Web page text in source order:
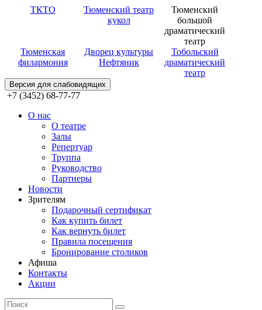
ТКТО
Тюменский театр
кукол
Тюменский
большой
драматический
театр
Тюменская
филармония
Дворец культуры
Нефтяник
Тобольский
драматический
театр
Версия для слабовидящих
+7 (3452) 68-77-77
О нас
О театре
Залы
Репертуар
Труппа
Руководство
Партнеры
Новости
Зрителям
Подарочный сертификат
Как купить билет
Как вернуть билет
Правила посещения
Бронирование столиков
Афиша
Контакты
Акции